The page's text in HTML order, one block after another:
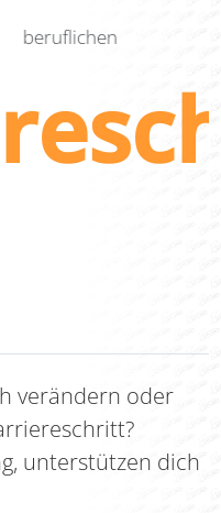
beruflichen
verändern oder
unterstützen dich